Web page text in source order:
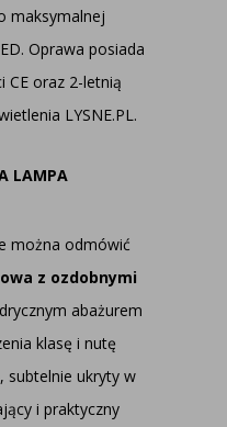
maksymalnej
Oprawa posiada
CE oraz 2-letnią
LYSNE.PL.
LAMPA
można odmówić
z ozdobnymi
abażurem
klasę i nutę
subtelnie ukryty w
i praktyczny